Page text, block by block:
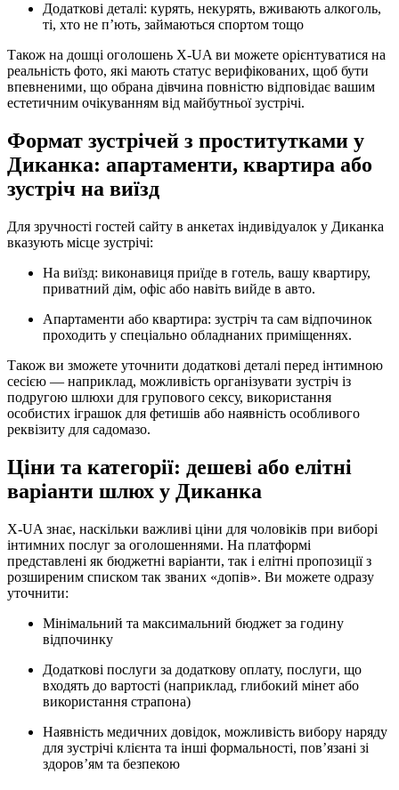
Додаткові деталі: курять, некурять, вживають алкоголь,
ті, хто не п’ють, займаються спортом тощо
Також на дошці оголошень X-UA ви можете орієнтуватися на
реальність фото, які мають статус верифікованих, щоб бути
впевненими, що обрана дівчина повністю відповідає вашим
естетичним очікуванням від майбутньої зустрічі.
Формат зустрічей з проститутками у
Диканка: апартаменти, квартира або
зустріч на виїзд
Для зручності гостей сайту в анкетах індивідуалок у Диканка
вказують місце зустрічі:
На виїзд: виконавиця приїде в готель, вашу квартиру,
приватний дім, офіс або навіть вийде в авто.
Апартаменти або квартира: зустріч та сам відпочинок
проходить у спеціально обладнаних приміщеннях.
Також ви зможете уточнити додаткові деталі перед інтимною
сесією — наприклад, можливість організувати зустріч із
подругою шлюхи для групового сексу, використання
особистих іграшок для фетишів або наявність особливого
реквізиту для садомазо.
Ціни та категорії: дешеві або елітні
варіанти шлюх у Диканка
X-UA знає, наскільки важливі ціни для чоловіків при виборі
інтимних послуг за оголошеннями. На платформі
представлені як бюджетні варіанти, так і елітні пропозиції з
розширеним списком так званих «допів». Ви можете одразу
уточнити:
Мінімальний та максимальний бюджет за годину
відпочинку
Додаткові послуги за додаткову оплату, послуги, що
входять до вартості (наприклад, глибокий мінет або
використання страпона)
Наявність медичних довідок, можливість вибору наряду
для зустрічі клієнта та інші формальності, пов’язані зі
здоров’ям та безпекою